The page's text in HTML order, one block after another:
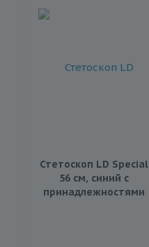
Стетоскоп LD Special
56 см, синий с
принадлежностями